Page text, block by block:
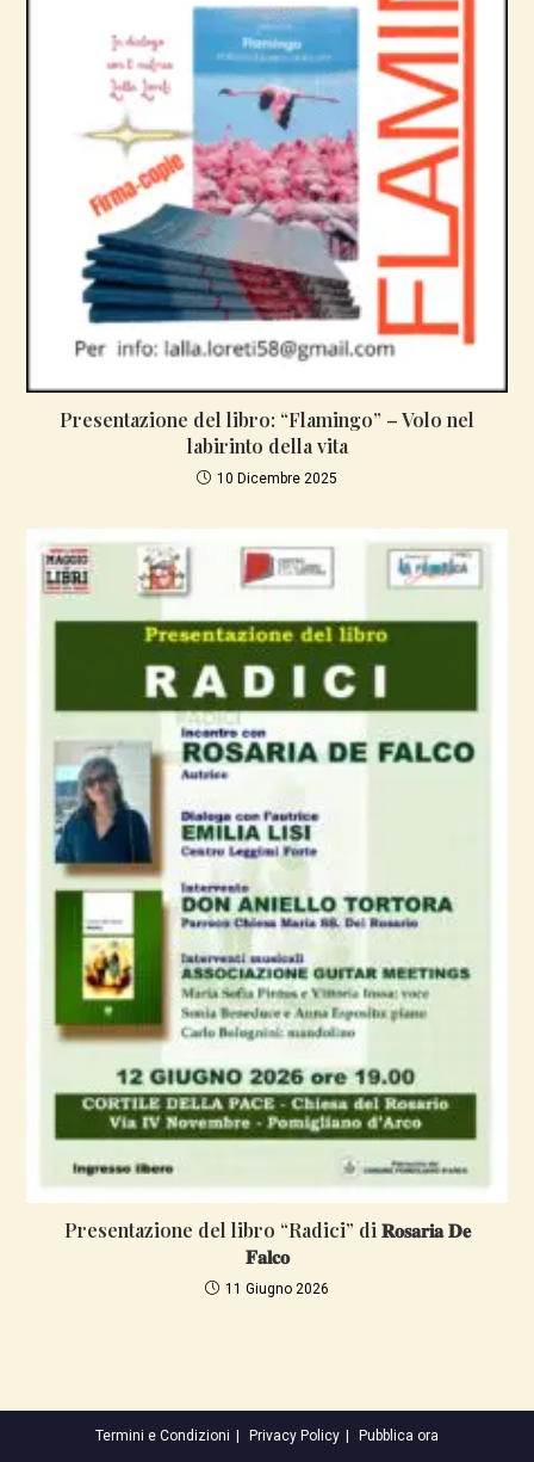
Presentazione del libro: “Flamingo” – Volo nel
labirinto della vita
10 Dicembre 2025
Presentazione del libro “Radici” di 𝐑𝐨𝐬𝐚𝐫𝐢𝐚 𝐃𝐞
𝐅𝐚𝐥𝐜𝐨
11 Giugno 2026
Termini e Condizioni Privacy Policy Pubblica ora